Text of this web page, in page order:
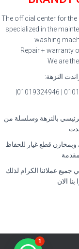
The official center for
specialized in the
washing
Repair + warranty
We are
النزهة:
بالنزهة وسلسلة من
قطع غيار للحفاظ
عملائنا الكرام لذلك
الان
1